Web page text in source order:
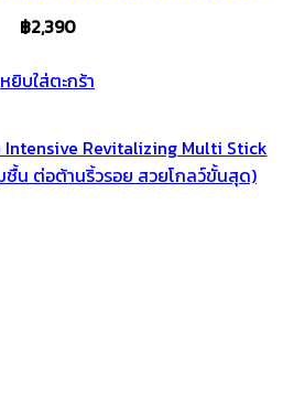
฿2,390
หยิบใส่ตะกร้า